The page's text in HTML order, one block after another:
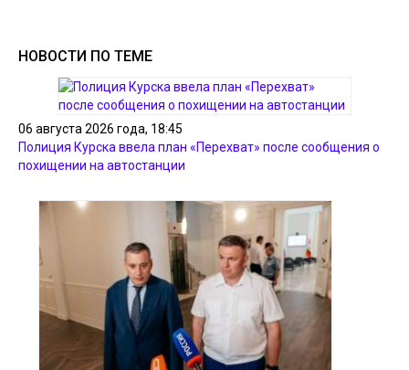
НОВОСТИ ПО ТЕМЕ
06 августа 2026 года, 18:45
Полиция Курска ввела план «Перехват» после сообщения о
похищении на автостанции